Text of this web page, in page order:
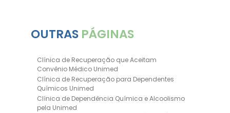
OUTRAS PÁGINAS
Clínica de Recuperação que Aceitam
Convênio Médico Unimed
Clínica de Recuperação para Dependentes
Químicos Unimed
Clínica de Dependência Química e Alcoolismo
pela Unimed